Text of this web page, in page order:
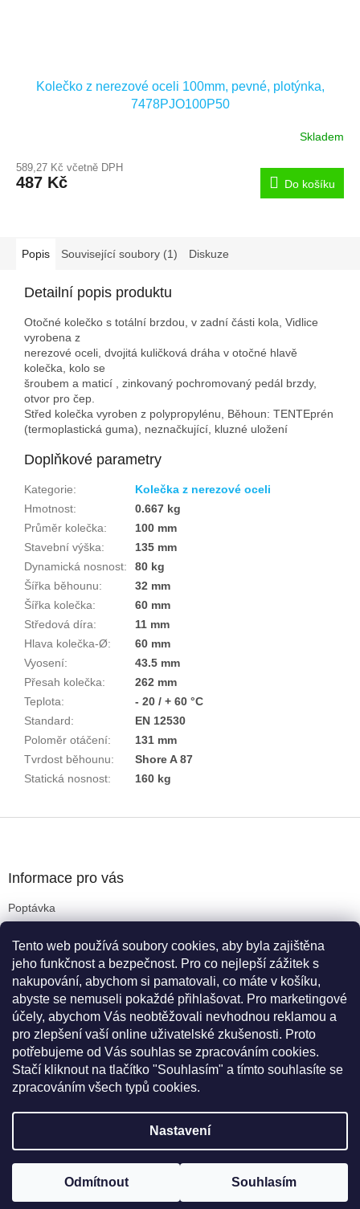
Tento web používá soubory cookies, aby byla zajištěna
jeho funkčnost a bezpečnost. Pro co nejlepší zážitek s
nakupování, abychom si pamatovali, co máte v košíku,
abyste se nemuseli pokaždé přihlašovat. Pro marketingové
účely, abychom Vás neobtěžovali nevhodnou reklamou a
pro zlepšení vaší online uživatelské zkušenosti. Proto
potřebujeme od Vás souhlas se zpracováním cookies.
Stačí kliknout na tlačítko "Souhlasím" a tímto souhlasíte se
zpracováním všech typů cookies.
Nastavení
Odmítnout Souhlasím
Záruční doba pro osoby jednající při objednávání zboží v rámci své
Kolečko z nerezové oceli 100mm, pevné, plotýnka,
7478PJO100P50
Skladem
589,27 Kč včetně DPH
487 Kč Do košíku
Popis Související soubory (1) Diskuze
Detailní popis produktu
Otočné kolečko s totální brzdou, v zadní části kola, Vidlice
vyrobena z
nerezové oceli, dvojitá kuličková dráha v otočné hlavě
kolečka, kolo se
šroubem a maticí , zinkovaný pochromovaný pedál brzdy,
otvor pro čep.
Střed kolečka vyroben z polypropylénu, Běhoun: TENTEprén
(termoplastická guma), neznačkující, kluzné uložení
Doplňkové parametry
Kategorie:
Kolečka z nerezové oceli
Hmotnost:
0.667 kg
Průměr kolečka:
100 mm
Stavební výška:
135 mm
Dynamická nosnost:
80 kg
Šířka běhounu:
32 mm
Šířka kolečka:
60 mm
Středová díra:
11 mm
Hlava kolečka-Ø:
60 mm
Vyosení:
43.5 mm
Přesah kolečka:
262 mm
Teplota:
- 20 / + 60 °C
Standard:
EN 12530
Poloměr otáčení:
131 mm
Tvrdost běhounu:
Shore A 87
Statická nosnost: 160 kg
Informace pro vás
Poptávka
Podmínky ochrany osobních údajů
Reklamační řád
Kritéria pro výběr koleček
Doprava a platba
Cookies
Novinky
. Všechna práva vyhrazena.